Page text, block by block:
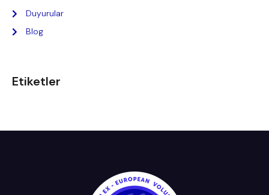
Duyurular
Blog
Etiketler